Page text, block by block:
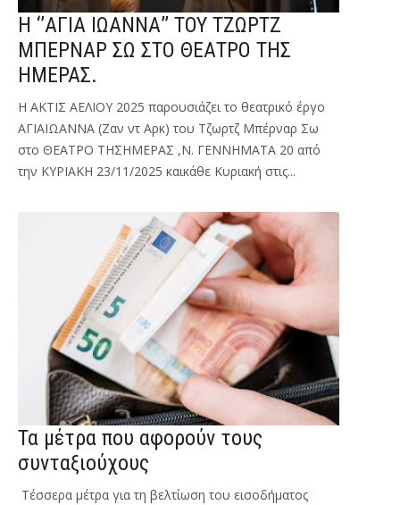
Η ‘’ΑΓΙΑ ΙΩΑΝΝΑ’’ ΤΟΥ ΤΖΩΡΤΖ
ΜΠΕΡΝΑΡ ΣΩ ΣΤΟ ΘΕΑΤΡΟ ΤΗΣ
ΗΜΕΡΑΣ.
Η ΑΚΤΙΣ ΑΕΛΙΟΥ 2025 παρουσιάζει το θεατρικό έργο
ΑΓΙΑΙΩΑΝΝΑ (Ζαν ντ Αρκ) του Τζωρτζ Μπέρναρ Σω
στο ΘΕΑΤΡΟ ΤΗΣΗΜΕΡΑΣ ,Ν. ΓΕΝΝΗΜΑΤΑ 20 από
την ΚΥΡΙΑΚΗ 23/11/2025 καικάθε Κυριακή στις...
Τα μέτρα που αφορούν τους
συνταξιούχους
Τέσσερα μέτρα για τη βελτίωση του εισοδήματος